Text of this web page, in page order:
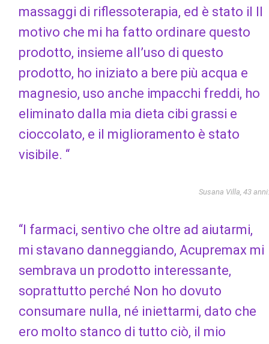
massaggi di riflessoterapia, ed è stato il Il
motivo che mi ha fatto ordinare questo
prodotto, insieme all’uso di questo
prodotto, ho iniziato a bere più acqua e
magnesio, uso anche impacchi freddi, ho
eliminato dalla mia dieta cibi grassi e
cioccolato, e il miglioramento è stato
visibile. “
Susana Villa, 43 anni:
“I farmaci, sentivo che oltre ad aiutarmi,
mi stavano danneggiando, Acupremax mi
sembrava un prodotto interessante,
soprattutto perché Non ho dovuto
consumare nulla, né iniettarmi, dato che
ero molto stanco di tutto ciò, il mio